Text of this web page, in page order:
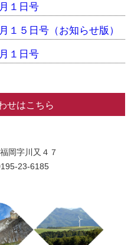
１日号
５日号（お知らせ版）
１日号
せはこちら
岡字川又４７
23-6185